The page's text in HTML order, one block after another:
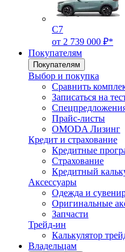
C7
от 2 739 000 ₽*
Покупателям
Покупателям
Выбор и покупка
Сравнить
Записаться на
Прайс-листы
OMODA Лизинг
Кредит и страхование
Кредитные
Страхование
Кредитный
Аксессуары
Одежда и
Оригинальные
Запчасти
Трейд-ин
Калькулятор
Владельцам